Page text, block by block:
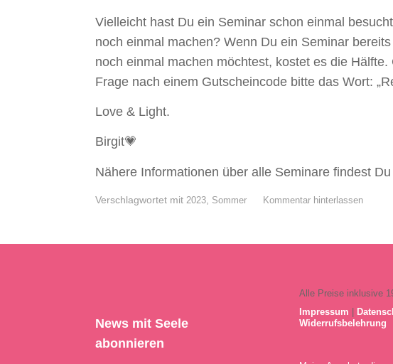
Vielleicht hast Du ein Seminar schon einmal
noch einmal machen? Wenn Du ein Seminar
noch einmal machen möchtest, kostet es die
Frage nach einem Gutscheincode bitte das Wort:
Love & Light.
Birgit💗
Nähere Informationen über alle Seminare findest Du
Verschlagwortet mit2023, Sommer Kommentar hinterlassen
News mit Seele
abonnieren
Alle Preise inklusive
Impressum
Widerrufsbelehrung